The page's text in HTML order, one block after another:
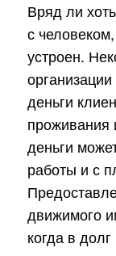
Вряд ли
с
устроен.
деньги
проживания
деньги
работы и с
движимого
когда в